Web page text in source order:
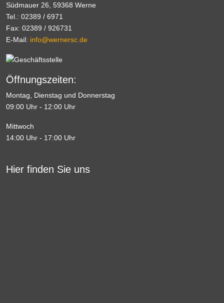
Südmauer 26, 59368 Werne
Tel.: 02389 / 6971
Fax: 02389 / 926731
E-Mail: info@wernersc.de
Öffnungszeiten:
Montag, Dienstag und Donnerstag
09:00 Uhr - 12:00 Uhr
Mittwoch
14:00 Uhr - 17:00 Uhr
Hier finden Sie uns